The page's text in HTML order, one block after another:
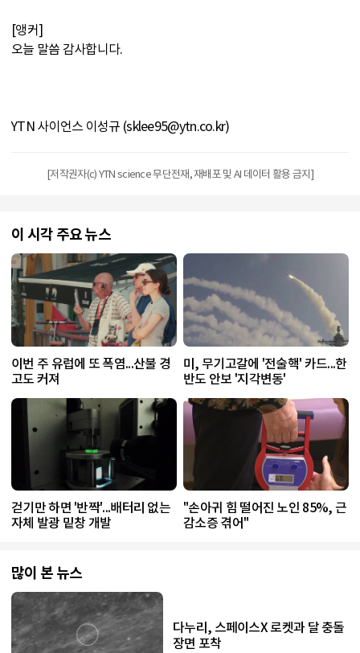
[앵커]
오늘 말씀 감사합니다.
YTN 사이언스 이성규 (sklee95@ytn.co.kr)
[저작권자(c) YTN science 무단전재, 재배포 및 AI 데이터 활용 금지]
이 시각 주요 뉴스
이번 주 유럽에 또 폭염...산불 경
고도 커져
미, 무기고갈에 '전술핵' 카드...한
반도 안보 '지각변동'
걷기만 하면 '반짝'...배터리 없는
자체 발광 밑창 개발
"손아귀 힘 떨어진 노인 85%, 근
감소증 겪어"
많이 본 뉴스
다누리, 스페이스X 로켓과 달 충돌
장면 포착